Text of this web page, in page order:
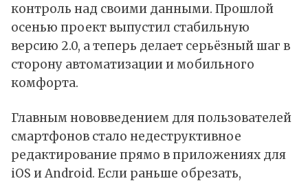
контроль над своими данными. Прошлой
осенью проект выпустил стабильную
версию 2.0, а теперь делает серьёзный шаг в
сторону автоматизации и мобильного
комфорта.
Главным нововведением для пользователей
смартфонов стало недеструктивное
редактирование прямо в приложениях для
iOS и Android. Если раньше обрезать,